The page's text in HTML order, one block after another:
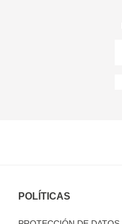
POLÍTICAS